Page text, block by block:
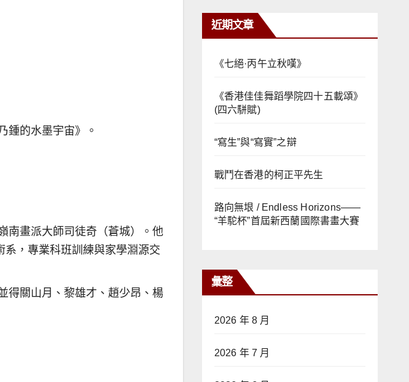
鍾的水墨宇宙》。
南畫派大師司徒奇（蒼城）。他
，專業科班訓練與家學淵源交
得關山月、黎雄才、趙少昂、楊
近期文章
《七絕·丙午立秋嘆》
《香港佳佳舞蹈學院四十五載頌》
(四六駢賦)
“寫生”與“寫實”之辯
戰鬥在香港的柯正平先生
路向無垠 / Endless Horizons——
“羊駝杯”首屆新西蘭國際書畫大賽
彙整
2026 年 8 月
2026 年 7 月